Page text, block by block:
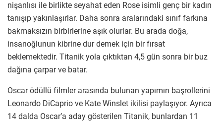
nişanlısı ile birlikte seyahat eden Rose isimli genç bir kadın
tanışıp yakınlaşırlar. Daha sonra aralarındaki sınıf farkına
bakmaksızın birbirlerine aşık olurlar. Bu arada doğa,
insanoğlunun kibrine dur demek için bir fırsat
beklemektedir. Titanik yola çıktıktan 4,5 gün sonra bir buz
dağına çarpar ve batar.
Oscar ödüllü filmler arasında bulunan yapımın başrollerini
Leonardo DiCaprio ve Kate Winslet ikilisi paylaşıyor. Ayrıca
14 dalda Oscar’a aday gösterilen Titanik, bunlardan 11